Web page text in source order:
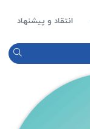
انتقاد و پیشنهاد